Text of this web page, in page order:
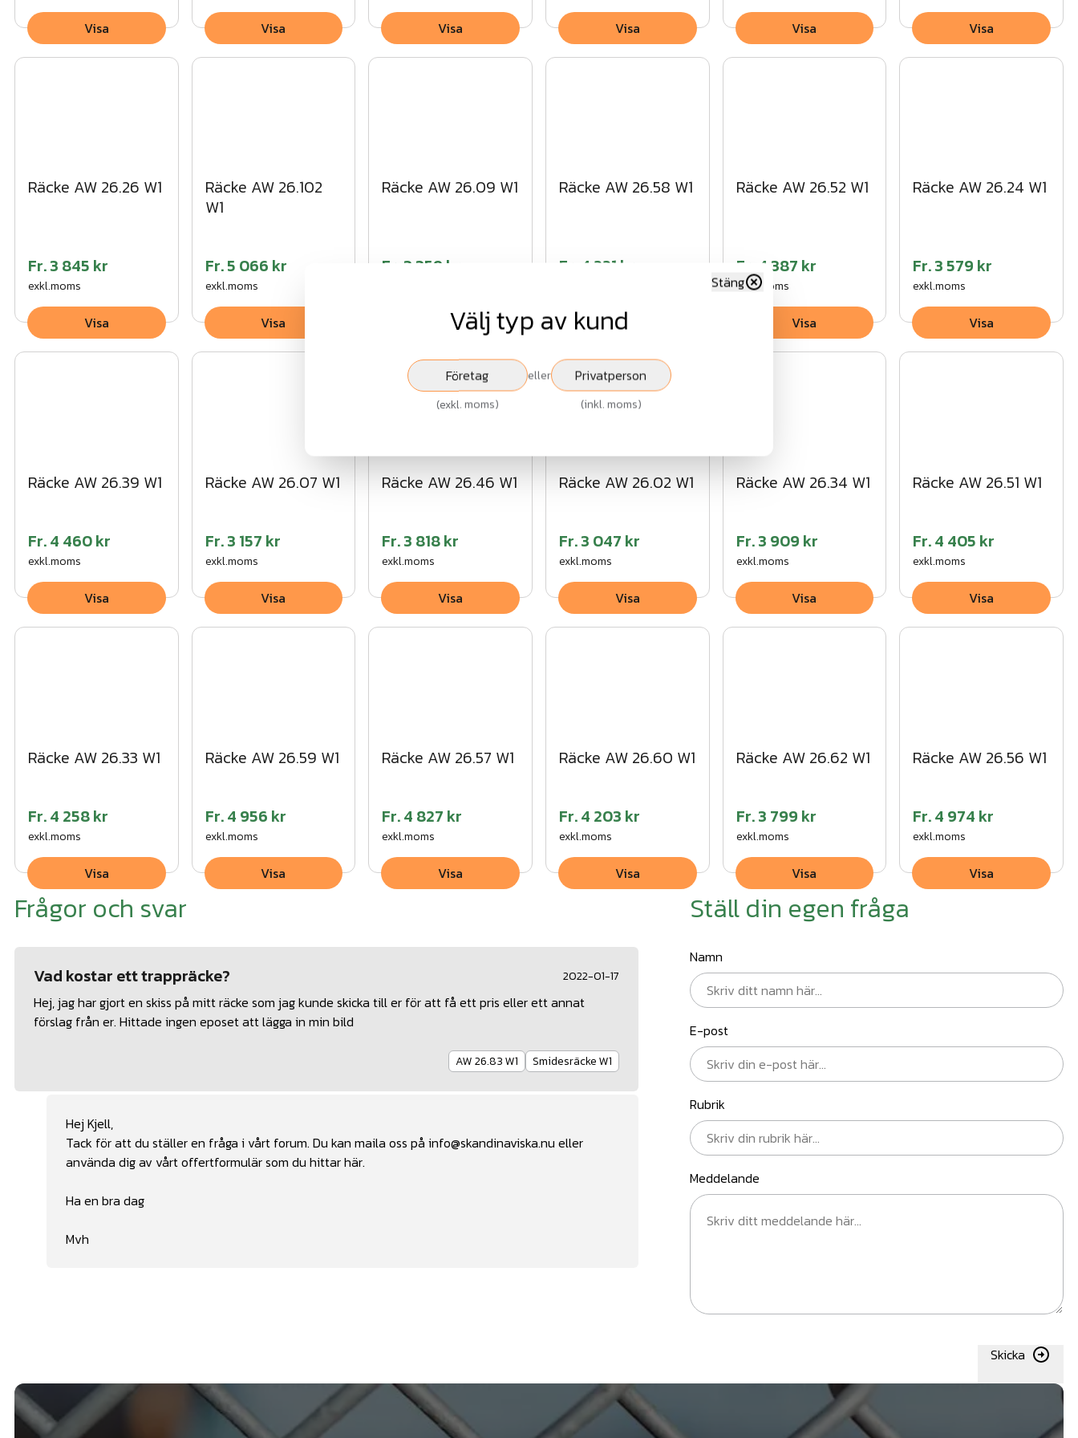
Visa Visa Visa Visa Visa Visa
Räcke AW 26.26 W1
Fr.3 845 kr
exkl.moms
Visa
Räcke AW 26.102
W1
Fr.5 066 kr
exkl.moms
Visa
Räcke AW 26.09 W1
Fr. 3 359 kr
Visa
Räcke AW 26.58 W1
Fr. 4 221 kr
Visa
Räcke AW 26.52 W1
Fr. 4 387 kr
exkl.moms
Visa
Räcke AW 26.24 W1
Fr.3 579 kr
exkl.moms
Visa
Räcke AW 26.39 W1
Fr.4 460 kr
exkl.moms
Visa
Räcke AW 26.07 W1
Fr.3 157 kr
exkl.moms
Visa
Räcke AW 26.46 W1
Fr.3 818 kr
exkl.moms
Visa
Räcke AW 26.02 W1
Fr.3 047 kr
exkl.moms
Visa
Räcke AW 26.34 W1
Fr.3 909 kr
exkl.moms
Visa
Räcke AW 26.51 W1
Fr.4 405 kr
exkl.moms
Visa
Räcke AW 26.33 W1
Fr.4 258 kr
exkl.moms
Visa
Räcke AW 26.59 W1
Fr.4 956 kr
exkl.moms
Visa
Räcke AW 26.57 W1
Fr.4 827 kr
exkl.moms
Visa
Räcke AW 26.60 W1
Fr.4 203 kr
exkl.moms
Visa
Räcke AW 26.62 W1
Fr.3 799 kr
exkl.moms
Visa
Räcke AW 26.56 W1
Fr.4 974 kr
exkl.moms
Visa
Frågor och svar
2022-01-17
Vad kostar ett trappräcke?
Hej, jag har gjort en skiss på mitt räcke som jag kunde skicka till er för att få ett pris eller ett annat
förslag från er. Hittade ingen eposet att lägga in min bild
AW 26.83 W1 Smidesräcke W1
Hej Kjell,
Tack för att du ställer en fråga i vårt forum. Du kan maila oss på info@skandinaviska.nu eller
använda dig av vårt offertformulär som du hittarhär.
Ha en bra dag
Mvh
Ställ din egen fråga
Namn
E-post
Rubrik
Meddelande
Skicka
Välj typ av kund
Stäng
Företag
(exkl. moms)
eller Privatperson
(inkl. moms)